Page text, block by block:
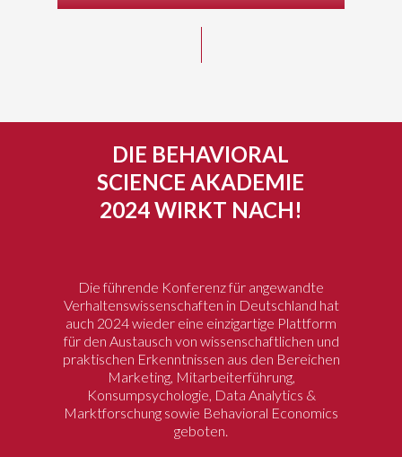
DIE BEHAVIORAL
SCIENCE AKADEMIE
2024 WIRKT NACH!
Die führende Konferenz für angewandte
Verhaltenswissenschaften in Deutschland hat
auch 2024 wieder eine einzigartige Plattform
für den Austausch von wissenschaftlichen und
praktischen Erkenntnissen aus den Bereichen
Marketing, Mitarbeiterführung,
Konsumpsychologie, Data Analytics &
Marktforschung sowie Behavioral Economics
geboten.